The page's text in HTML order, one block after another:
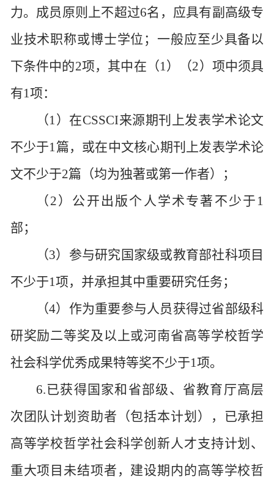
力。成员原则上不超过6名，应具有副高级专
业技术职称或博士学位；一般应至少具备以
下条件中的2项，其中在（1）（2）项中须具
有1项：
（1）在CSSCI来源期刊上发表学术论文
不少于1篇，或在中文核心期刊上发表学术论
文不少于2篇（均为独著或第一作者）；
（ 2）公开出版个人学术专著不少于1
部；
（3）参与研究国家级或教育部社科项目
不少于1项，并承担其中重要研究任务；
（4）作为重要参与人员获得过省部级科
研奖励二等奖及以上或河南省高等学校哲学
社会科学优秀成果特等奖不少于1项。
6.已获得国家和省部级、省教育厅高层
次团队计划资助者（包括本计划），已承担
高等学校哲学社会科学创新人才支持计划、
重大项目未结项者，建设期内的高等学校哲